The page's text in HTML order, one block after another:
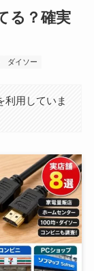
る？確実
ダイソー
利用していま